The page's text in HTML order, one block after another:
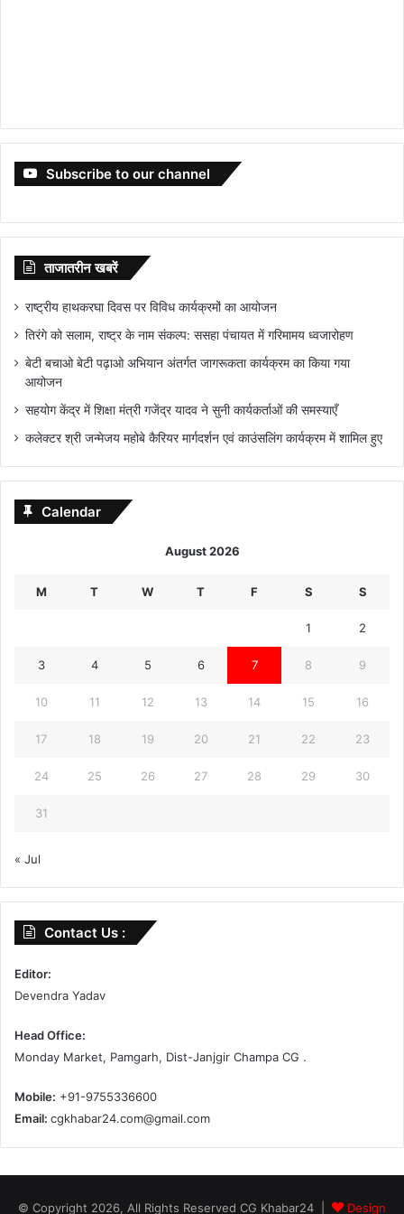
Subscribe to our channel
ताजातरीन खबरें
राष्ट्रीय हाथकरघा दिवस पर विविध कार्यक्रमों का आयोजन
तिरंगे को सलाम, राष्ट्र के नाम संकल्प: ससहा पंचायत में गरिमामय ध्वजारोहण
बेटी बचाओ बेटी पढ़ाओ अभियान अंतर्गत जागरूकता कार्यक्रम का किया गया
आयोजन
सहयोग केंद्र में शिक्षा मंत्री गजेंद्र यादव ने सुनी कार्यकर्ताओं की समस्याएँ
कलेक्टर श्री जन्मेजय महोबे कैरियर मार्गदर्शन एवं काउंसलिंग कार्यक्रम में शामिल हुए
Calendar
August 2026
M T W T F S S
1 2
3 4 5 6 7 8 9
10 11 12 13 14 15 16
17 18 19 20 21 22 23
24 25 26 27 28 29 30
31
« Jul
Contact Us :
Editor:
Devendra Yadav
Head Office:
Monday Market, Pamgarh, Dist-Janjgir Champa CG .
Mobile: +91-9755336600
Email: cgkhabar24.com@gmail.com
© Copyright 2026, All Rights Reserved CG Khabar24 | Design